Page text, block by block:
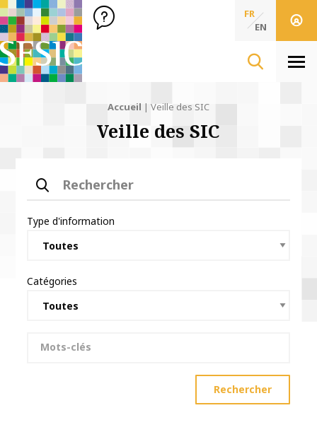
SFSIC Société Française des Sciences de l'Information & de
Société Française des Sciences
de l'Information
FR
EN
Accueil | Veille des SIC
Veille des SIC
Rechercher
Type d'information
Catégories
Mots-clés
Rechercher